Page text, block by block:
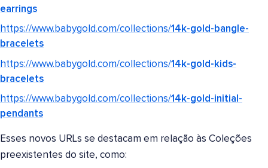
earrings
https://www.babygold.com/collections/14k-gold-bangle-
bracelets
https://www.babygold.com/collections/14k-gold-kids-
bracelets
https://www.babygold.com/collections/14k-gold-initial-
pendants
Esses novos URLs se destacam em relação às Coleções
preexistentes do site, como: